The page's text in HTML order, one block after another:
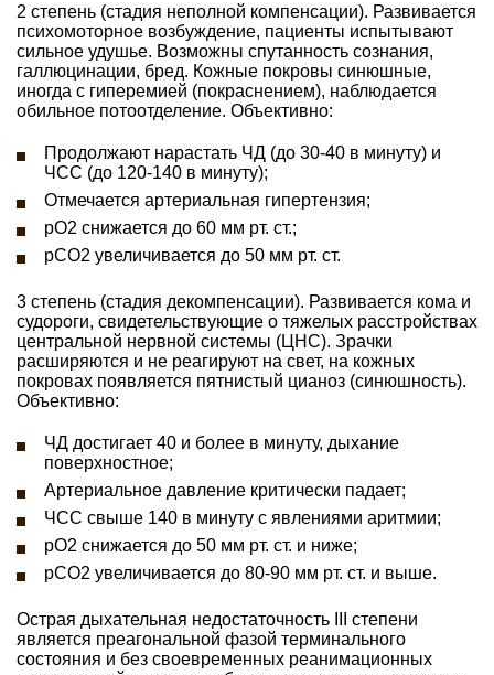
2 степень (стадия неполной компенсации). Развивается
психомоторное возбуждение, пациенты испытывают
сильное удушье. Возможны спутанность сознания,
галлюцинации, бред. Кожные покровы синюшные,
иногда с гиперемией (покраснением), наблюдается
обильное потоотделение. Объективно:
Продолжают нарастать ЧД (до 30-40 в минуту) и
ЧСС (до 120-140 в минуту);
Отмечается артериальная гипертензия;
рО2 снижается до 60 мм рт. ст.;
рСО2 увеличивается до 50 мм рт. ст.
3 степень (стадия декомпенсации). Развивается кома и
судороги, свидетельствующие о тяжелых расстройствах
центральной нервной системы (ЦНС). Зрачки
расширяются и не реагируют на свет, на кожных
покровах появляется пятнистый цианоз (синюшность).
Объективно:
ЧД достигает 40 и более в минуту, дыхание
поверхностное;
Артериальное давление критически падает;
ЧСС свыше 140 в минуту с явлениями аритмии;
рО2 снижается до 50 мм рт. ст. и ниже;
рСО2 увеличивается до 80-90 мм рт. ст. и выше.
Острая дыхательная недостаточность III степени
является преагональной фазой терминального
состояния и без своевременных реанимационных